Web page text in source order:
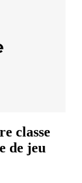
classe
de jeu